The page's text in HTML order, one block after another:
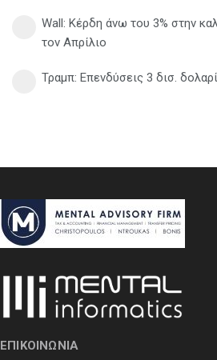
Wall: Κέρδη άνω του 3% στην
τον Απρίλιο
Τραμπ: Επενδύσεις 3 δισ.
ΕΠΙΚΟΙΝΩΝΙΑ